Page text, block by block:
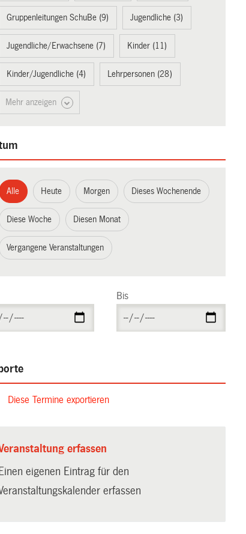
Gruppenleitungen SchuBe (9) Jugendliche (3)
Jugendliche/Erwachsene (7) Kinder (11)
Kinder/Jugendliche (4) Lehrpersonen (28)
Mehr anzeigen
Alle Heute Morgen Dieses Wochenende
Diese Woche Diesen Monat
Vergangene Veranstaltungen
Bis
Diese Termine exportieren
erfassen
Einen eigenen Eintrag für den
erfassen